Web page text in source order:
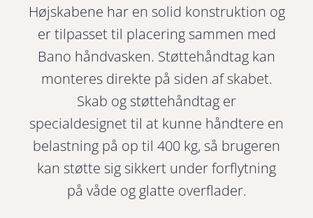
Højskabene har en solid konstruktion og
er tilpasset til placering sammen med
Bano håndvasken. Støttehåndtag kan
monteres direkte på siden af skabet.
Skab og støttehåndtag er
specialdesignet til at kunne håndtere en
belastning på op til 400 kg, så brugeren
kan støtte sig sikkert under forflytning
på våde og glatte overflader.